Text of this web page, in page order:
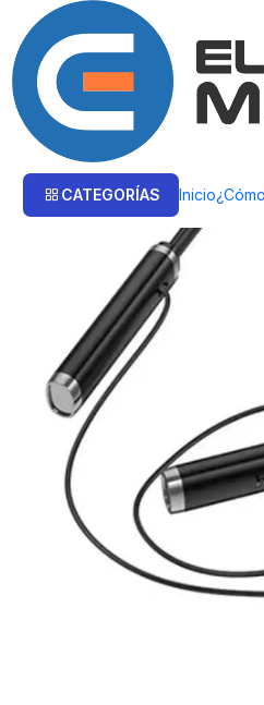
CATEGORÍAS Inicio
Inicio Productos AUDIO